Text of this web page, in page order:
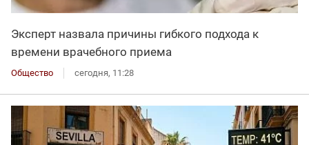
Эксперт назвала причины гибкого подхода к
времени врачебного приема
Общество сегодня, 11:28